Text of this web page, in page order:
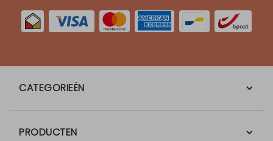
CATEGORIEËN
PRODUCTEN